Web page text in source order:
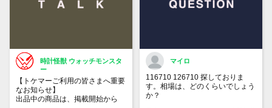
時計怪獣 ウォッチモンスタ
ー
【トケマーご利用の皆さまへ重要
なお知らせ】
出品中の商品は、掲載開始から
マイロ
116710 126710 探しておりま
す。相場は、どのくらいでしょう
か？